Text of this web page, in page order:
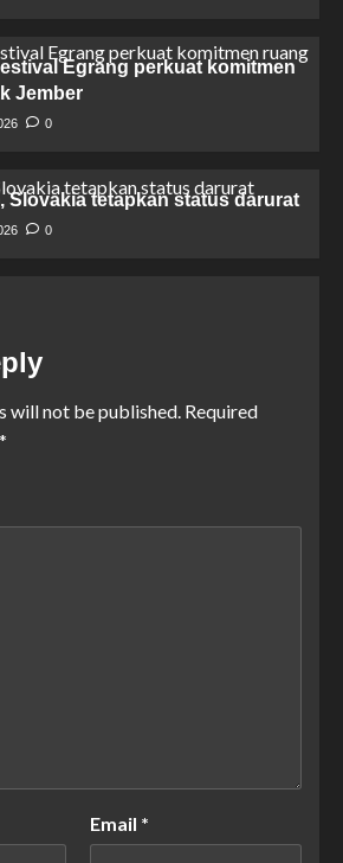
Egrang perkuat komitmen
Jember
0
Slovakia tetapkan status darurat
0
will not be published. Required
*
Email *